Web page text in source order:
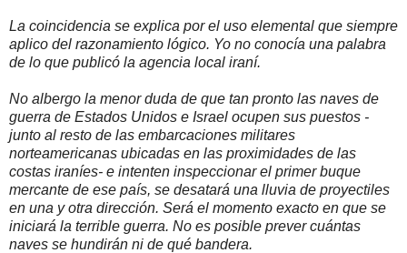
La coincidencia se explica por el uso elemental que siempre
aplico del razonamiento lógico. Yo no conocía una palabra
de lo que publicó la agencia local iraní.
No albergo la menor duda de que tan pronto las naves de
guerra de Estados Unidos e Israel ocupen sus puestos ­-
junto al resto de las embarcaciones militares
norteamericanas ubicadas en las proximidades de las
costas iraníes­- e intenten inspeccionar el primer buque
mercante de ese país, se desatará una lluvia de proyectiles
en una y otra dirección. Será el momento exacto en que se
iniciará la terrible guerra. No es posible prever cuántas
naves se hundirán ni de qué bandera.